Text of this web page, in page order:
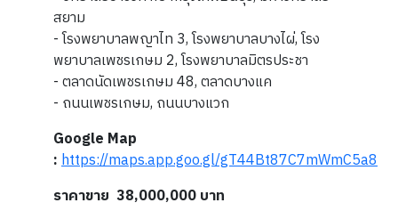
สยาม
- โรงพยาบาลพญาไท 3, โรงพยาบาลบางไผ่, โรง
พยาบาลเพชรเกษม 2, โรงพยาบาลมิตรประชา
- ตลาดนัดเพชรเกษม 48, ตลาดบางแค
- ถนนเพชรเกษม, ถนนบางแวก
Google Map
:https://maps.app.goo.gl/gT44Bt87C7mWmC5a8
ราคาขาย 38,000,000 บาท